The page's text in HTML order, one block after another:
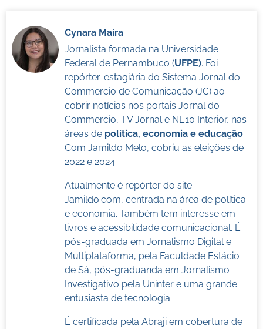
Cynara Maíra
Jornalista formada na Universidade
Federal de Pernambuco (UFPE). Foi
repórter-estagiária do Sistema Jornal do
Commercio de Comunicação (JC) ao
cobrir notícias nos portais Jornal do
Commercio, TV Jornal e NE10 Interior, nas
áreas de política, economia e educação.
Com Jamildo Melo, cobriu as eleições de
2022 e 2024.
Atualmente é repórter do site
Jamildo.com, centrada na área de política
e economia. Também tem interesse em
livros e acessibilidade comunicacional. É
pós-graduada em Jornalismo Digital e
Multiplataforma, pela Faculdade Estácio
de Sá, pós-graduanda em Jornalismo
Investigativo pela Uninter e uma grande
entusiasta de tecnologia.
É certificada pela Abraji em cobertura de